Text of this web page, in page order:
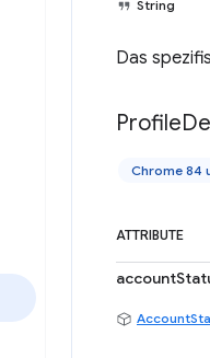
String
Das
Profile
Chrome 84
ATTRIBUTE